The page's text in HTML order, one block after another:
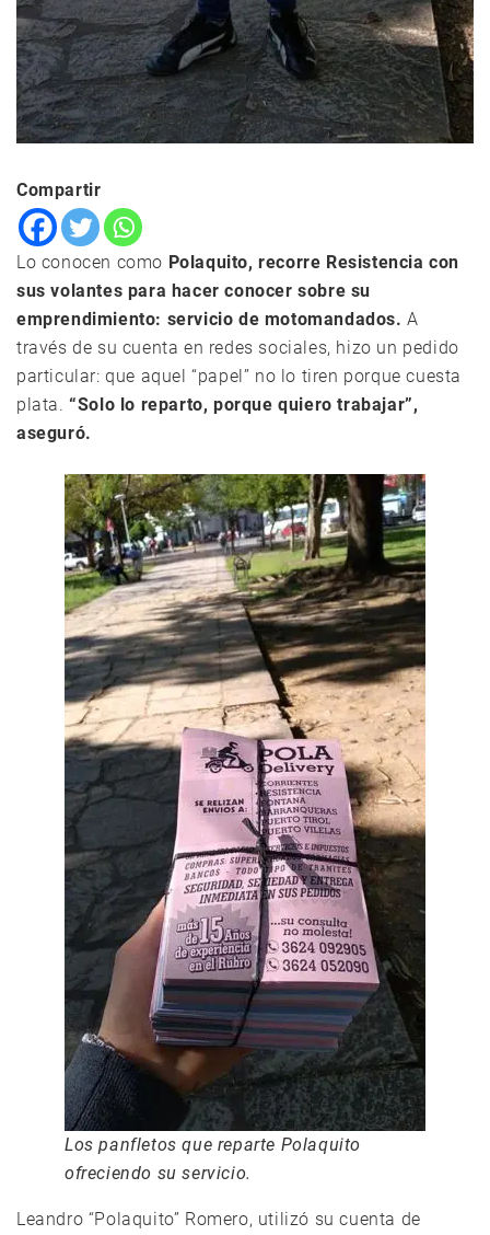
Compartir
Lo conocen como Polaquito, recorre Resistencia con
sus volantes para hacer conocer sobre su
emprendimiento: servicio de motomandados. A
través de su cuenta en redes sociales, hizo un pedido
particular: que aquel “papel” no lo tiren porque cuesta
plata.“Solo lo reparto, porque quiero trabajar”,
aseguró.
Los panfletos que reparte Polaquito
ofreciendo su servicio.
Leandro “Polaquito” Romero, utilizó su cuenta de